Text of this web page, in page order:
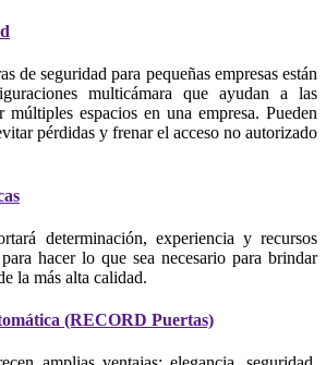
de seguridad para pequeñas empresas están
multicámara que ayudan a las
múltiples espacios en una empresa. Pueden
pérdidas y frenar el acceso no autorizado
determinación, experiencia y recursos
hacer lo que sea necesario para brindar
la más alta calidad.
(RECORD Puertas)